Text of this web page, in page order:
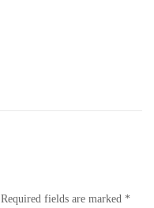
Required fields are marked *